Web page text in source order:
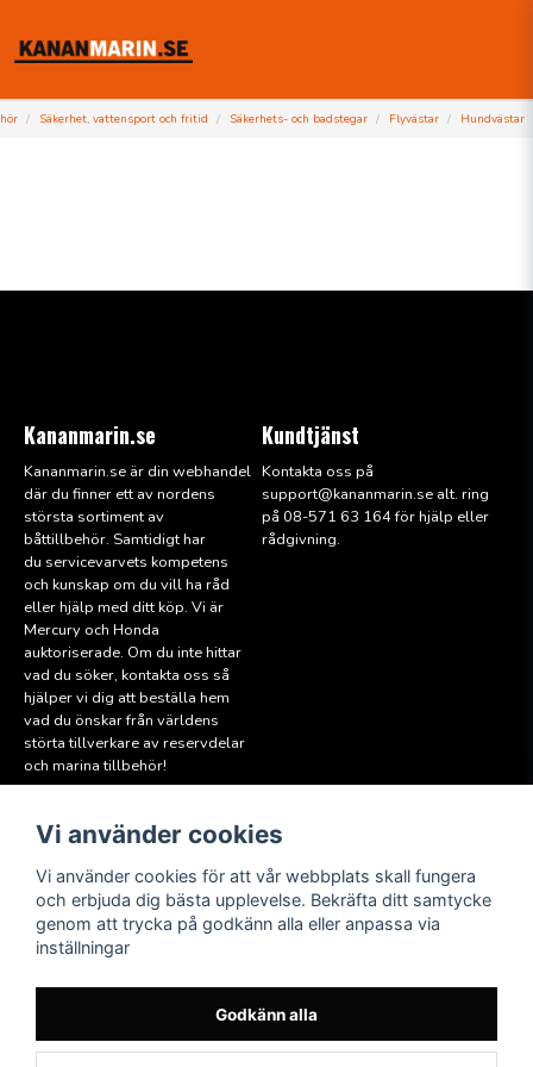
Säkerhet, vattensport och fritid Säkerhets- och badstegar Flyvästar Hundvästar
Kananmarin.se
Kananmarin.se är din webhandel
där du finner ett av nordens
största sortiment av
båttillbehör. Samtidigt har
du servicevarvets kompetens
och kunskap om du vill ha råd
eller hjälp med ditt köp. Vi är
Mercury och Honda
auktoriserade. Om du inte hittar
vad du söker, kontakta oss så
hjälper vi dig att beställa hem
vad du önskar från världens
störta tillverkare av reservdelar
och marina tillbehör!
Kundtjänst
Kontakta oss på
support@kananmarin.se alt. ring
på 08-571 63 164 för hjälp eller
rådgivning.
Läs mer
Köpvillkor
Hitta till oss
Miljöpolicy
Medlem i Sweboat
Följ oss
Facebook
Instagram
Vi använder cookies
Vi använder cookies för att vår webbplats skall fungera
och erbjuda dig bästa upplevelse. Bekräfta ditt samtycke
genom att trycka på godkänn alla eller anpassa via
inställningar
Godkänn alla